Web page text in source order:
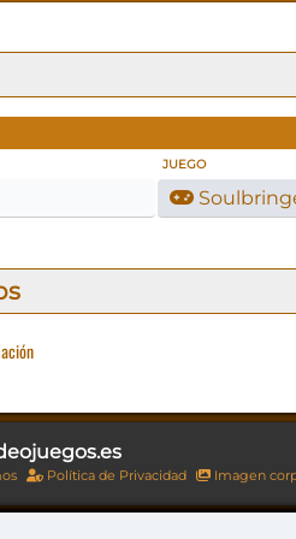
JUEGO
Política de Privacidad Imagen